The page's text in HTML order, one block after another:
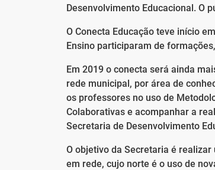
Desenvolvimento Educacional. O
O Conecta Educação teve início
Ensino participaram de
Em 2019 o conecta será ainda
rede municipal, por área de
os professores no uso de
Colaborativas e acompanhar a
Secretaria de Desenvolvimento
O objetivo da Secretaria é
em rede, cujo norte é o uso de